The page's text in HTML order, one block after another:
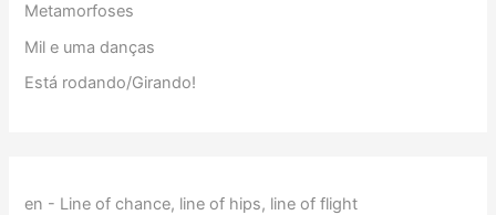
Metamorfoses
Mil e uma danças
Está rodando/Girando!
en - Line of chance, line of hips, line of flight